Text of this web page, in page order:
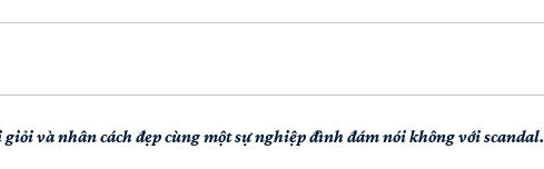
và nhân cách đẹp cùng một sự nghiệp đình đám nói không với scandal.